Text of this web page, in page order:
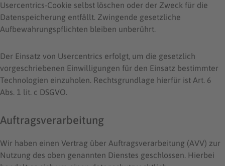
Usercentrics-Cookie selbst löschen oder der Zweck für die
Datenspeicherung entfällt. Zwingende gesetzliche
Aufbewahrungspflichten bleiben unberührt.
Der Einsatz von Usercentrics erfolgt, um die gesetzlich
vorgeschriebenen Einwilligungen für den Einsatz bestimmter
Technologien einzuholen. Rechtsgrundlage hierfür ist Art. 6
Abs. 1 lit. c DSGVO.
Auftragsverarbeitung
Wir haben einen Vertrag über Auftragsverarbeitung (AVV) zur
Nutzung des oben genannten Dienstes geschlossen. Hierbei